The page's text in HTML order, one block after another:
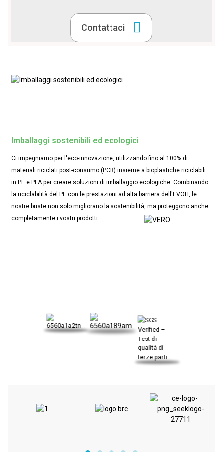
Contattaci
Imballaggi sostenibili ed ecologici
Ci impegniamo per l'eco-innovazione, utilizzando fino al 100% di
materiali riciclati post-consumo (PCR) insieme a bioplastiche riciclabili
in PE e PLA per creare soluzioni di imballaggio ecologiche. Combinando
la riciclabilità del PE con le prestazioni ad alta barriera dell'EVOH, le
nostre buste non solo migliorano la sostenibilità, ma proteggono anche
completamente i vostri prodotti.